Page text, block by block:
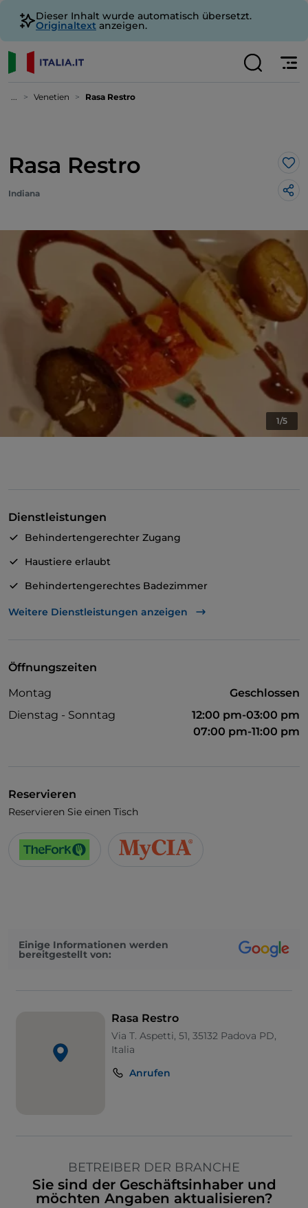
Dieser Inhalt wurde automatisch übersetzt.
Originaltext anzeigen.
... Venetien Rasa Restro
Rasa Restro
Indiana
1/5
Dienstleistungen
Behindertengerechter Zugang
Haustiere erlaubt
Behindertengerechtes Badezimmer
Es wird Englisch gesprochen
Weitere Dienstleistungen anzeigen
Öffnungszeiten
Montag
Geschlossen
Dienstag - Sonntag
12:00 pm-03:00 pm
07:00 pm-11:00 pm
Reservieren
Reservieren Sie einen Tisch
Einige Informationen werden
bereitgestellt von:
Rasa Restro
Via T. Aspetti, 51, 35132 Padova PD,
Italia
Anrufen
BETREIBER DER BRANCHE
Sie sind der Geschäftsinhaber und
möchten Angaben aktualisieren?